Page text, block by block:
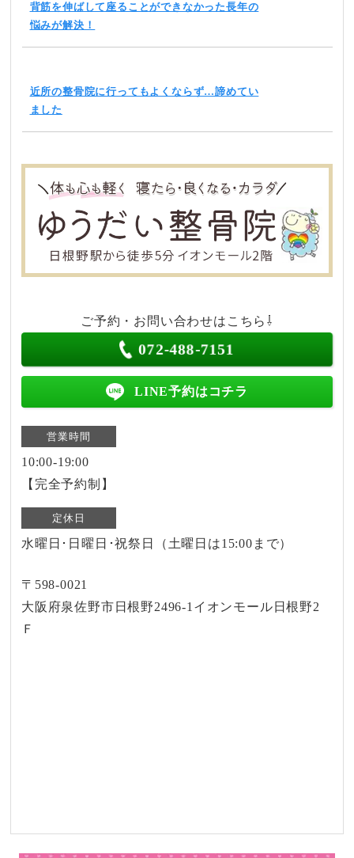
背筋を伸ばして座ることができなかった長年の
悩みが解決！
近所の整骨院に行ってもよくならず…諦めてい
ました
ご予約・お問い合わせはこちら⇩
072-488-7151
LINE予約はコチラ
営業時間
10:00-19:00
【完全予約制】
定休日
水曜日･日曜日･祝祭日（土曜日は15:00まで）
〒598-0021
大阪府泉佐野市日根野2496-1イオンモール日根野2
Ｆ